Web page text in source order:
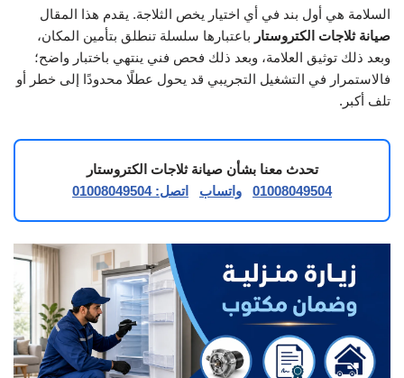
السلامة هي أول بند في أي اختيار يخص الثلاجة. يقدم هذا المقال
صيانة ثلاجات الكتروستار باعتبارها سلسلة تنطلق بتأمين المكان،
وبعد ذلك توثيق العلامة، وبعد ذلك فحص فني ينتهي باختبار واضح؛
فالاستمرار في التشغيل التجريبي قد يحول عطلًا محدودًا إلى خطر أو
تلف أكبر.
تحدث معنا بشأن صيانة ثلاجات الكتروستار
01008049504
واتساب اتصل: 01008049504